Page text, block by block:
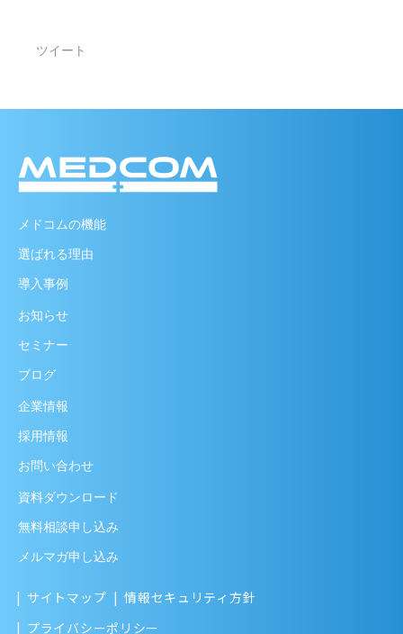
ツイート
メドコムの機能
選ばれる理由
導入事例
お知らせ
セミナー
ブログ
企業情報
採用情報
お問い合わせ
資料ダウンロード
無料相談申し込み
メルマガ申し込み
サイトマップ
情報セキュリティ方針
プライバシーポリシー